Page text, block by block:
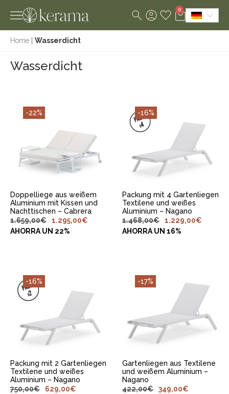
0
Home Wasserdicht
Wasserdicht
-22%
IN DEN
WARENKORB
LEGEN
Doppelliege aus weißem
Aluminium mit Kissen und
Nachttischen – Cabrera
1.659,00€ 1.295,00€
AHORRA UN 22%
-16%
IN DEN
WARENKORB
LEGEN
Packung mit 4 Gartenliegen
Textilene und weißes
Aluminium – Nagano
1.468,00€ 1.229,00€
AHORRA UN 16%
-16%
IN DEN
WARENKORB
LEGEN
Packung mit 2 Gartenliegen
Textilene und weißes
Aluminium – Nagano
750,00€ 629,00€
-17%
IN DEN
WARENKORB
LEGEN
Gartenliegen aus Textilene
und weißem Aluminium –
Nagano
422,00€ 349,00€